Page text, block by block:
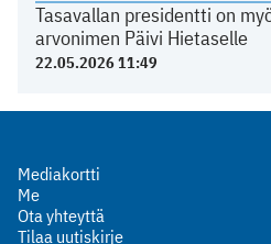
Tasavallan presidentti on
arvonimen Päivi Hietaselle
22.05.2026 11:49
Mediakortti
Me
Ota yhteyttä
Tilaa uutiskirje